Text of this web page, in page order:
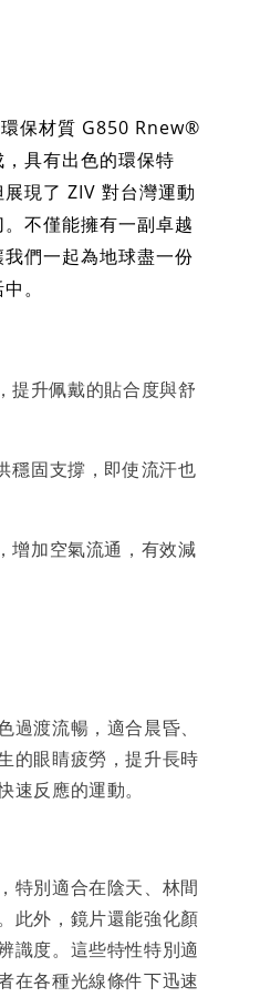
保材質 G850 Rnew®
具有出色的環保特
現了 ZIV 對台灣運動
不僅能擁有一副卓越
們一起為地球盡一份
。
提升佩戴的貼合度與舒
穩固支撐，即使流汗也
增加空氣流通，有效減
渡流暢，適合晨昏、
的眼睛疲勞，提升長時
反應的運動。
特別適合在陰天、林間
此外，鏡片還能強化顏
識度。這些特性特別適
在各種光線條件下迅速